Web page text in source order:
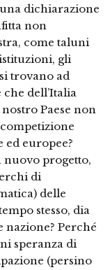
dichiarazione
non
come taluni
gli
trovano ad
dell’Italia
Paese non
europee?
nuovo progetto,
di
delle
stesso, dia
nazione? Perché
speranza di
(persino